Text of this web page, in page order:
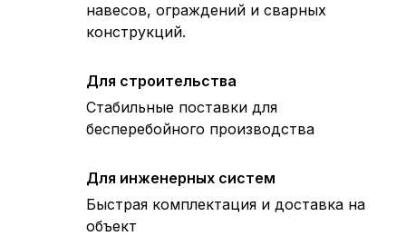
навесов, ограждений и сварных
конструкций.
Для строительства
Стабильные поставки для
бесперебойного производства
Для инженерных систем
Быстрая комплектация и доставка на
объект